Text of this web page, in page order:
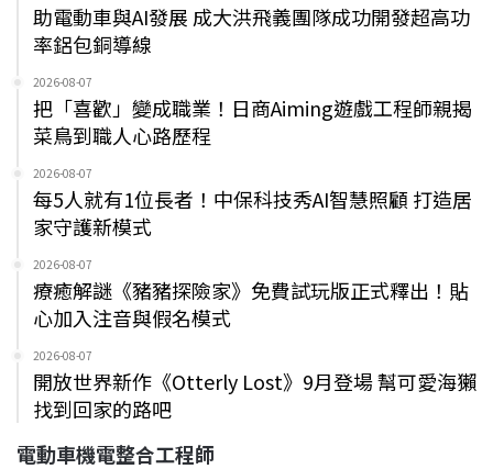
助電動車與AI發展 成大洪飛義團隊成功開發超高功
率鋁包銅導線
2026-08-07
把「喜歡」變成職業！日商Aiming遊戲工程師親揭
菜鳥到職人心路歷程
2026-08-07
每5人就有1位長者！中保科技秀AI智慧照顧 打造居
家守護新模式
2026-08-07
療癒解謎《豬豬探險家》免費試玩版正式釋出！貼
心加入注音與假名模式
2026-08-07
開放世界新作《Otterly Lost》9月登場 幫可愛海獺
找到回家的路吧
電動車機電整合工程師